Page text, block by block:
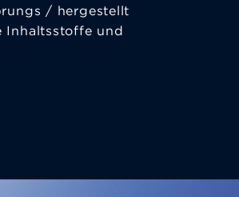
/ hergestellt
Inhaltsstoffe und